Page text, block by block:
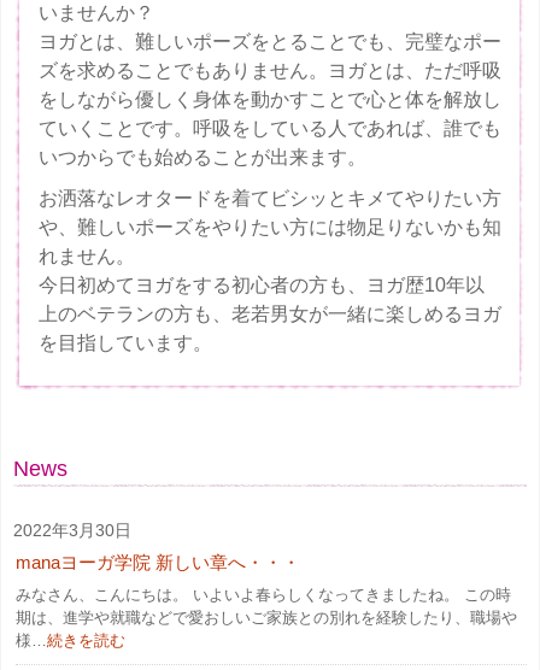
いませんか？
ヨガとは、難しいポーズをとることでも、完璧なポー
ズを求めることでもありません。ヨガとは、ただ呼吸
をしながら優しく身体を動かすことで心と体を解放し
ていくことです。呼吸をしている人であれば、誰でも
いつからでも始めることが出来ます。
お洒落なレオタードを着てビシッとキメてやりたい方
や、難しいポーズをやりたい方には物足りないかも知
れません。
今日初めてヨガをする初心者の方も、ヨガ歴10年以
上のベテランの方も、老若男女が一緒に楽しめるヨガ
を目指しています。
News
2022年3月30日
manaヨーガ学院 新しい章へ・・・
みなさん、こんにちは。 いよいよ春らしくなってきましたね。 この時
期は、進学や就職などで愛おしいご家族との別れを経験したり、職場や
様…続きを読む